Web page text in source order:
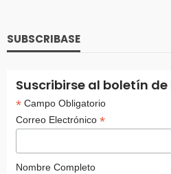
SUBSCRIBASE
Suscribirse al boletín
*Campo Obligatorio
Correo Electrónico *
Nombre Completo